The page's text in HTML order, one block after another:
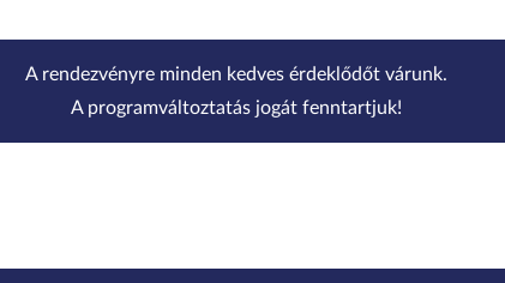
A rendezvényre minden kedves érdeklődőt várunk.
A programváltoztatás jogát fenntartjuk!